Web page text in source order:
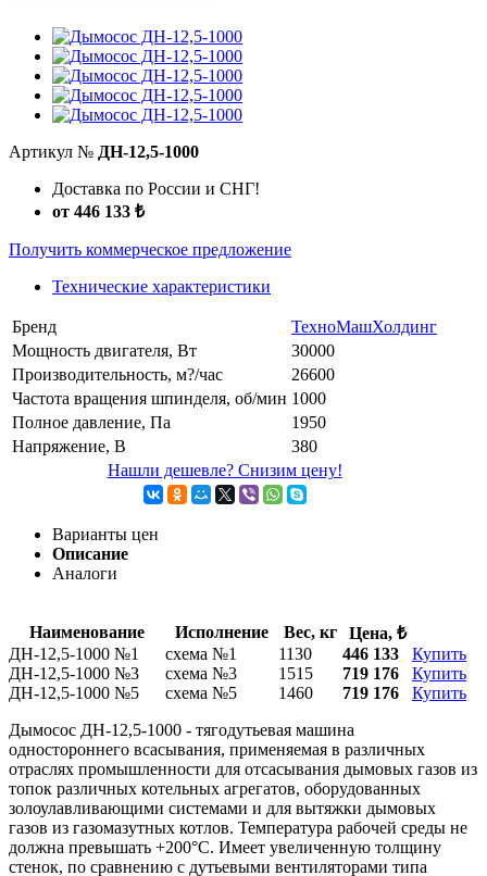
Артикул № ДН-12,5-1000
Доставка по России и СНГ!
от 446 133 ₺
Получить коммерческое предложение
Технические характеристики
Бренд
ТехноМашХолдинг
Мощность двигателя, Вт
30000
Производительность, м?/час
26600
Частота вращения шпинделя, об/мин 1000
Полное давление, Па
1950
Напряжение, В
380
Нашли дешевле? Снизим цену!
Варианты цен
Описание
Аналоги
Наименование Исполнение Вес, кг
Цена, ₺
ДН-12,5-1000 №1
схема №1 1130 446 133
Купить
ДН-12,5-1000 №3
схема №3 1515 719 176
Купить
ДН-12,5-1000 №5
схема №5 1460 719 176
Купить
Дымосос ДН-12,5-1000 - тягодутьевая машина
одностороннего всасывания, применяемая в различных
отраслях промышленности для отсасывания дымовых газов из
топок различных котельных агрегатов, оборудованных
золоулавливающими системами и для вытяжки дымовых
газов из газомазутных котлов. Температура рабочей среды не
должна превышать +200°С. Имеет увеличенную толщину
стенок, по сравнению с дутьевыми вентиляторами типа